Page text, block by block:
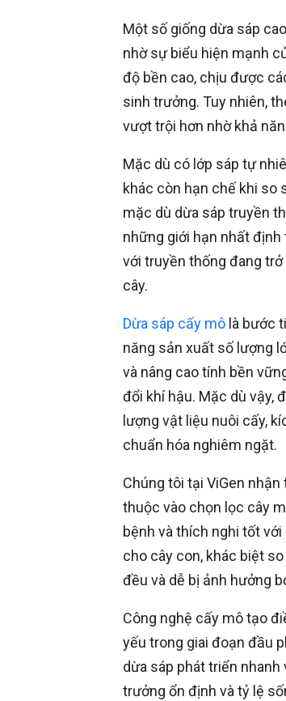
Một số giống dừa sáp
nhờ sự biểu hiện mạnh
độ bền cao, chịu được
sinh trưởng. Tuy nhiên,
vượt trội hơn nhờ khả
Mặc dù có lớp sáp tự
khác còn hạn chế khi so
mặc dù dừa sáp truyền
những giới hạn nhất định
với truyền thống đang
cây.
Dừa sáp cấy mô là bước
năng sản xuất số lượng
và nâng cao tính bền
đổi khí hậu. Mặc dù vậy,
lượng vật liệu nuôi cấy,
chuẩn hóa nghiêm ngặt.
Chúng tôi tại ViGen
thuộc vào chọn lọc cây
bệnh và thích nghi tốt
cho cây con, khác biệt
đều và dễ bị ảnh hưởng
Công nghệ cấy mô tạo
yếu trong giai đoạn đầu
dừa sáp phát triển
trưởng ổn định và tỷ lệ